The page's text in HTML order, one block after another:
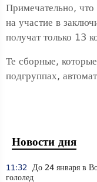
Примечательно,
на участие в
получат только 13
Те сборные,
подгруппах,
Новости дня
11:32
До 24 января в
гололед